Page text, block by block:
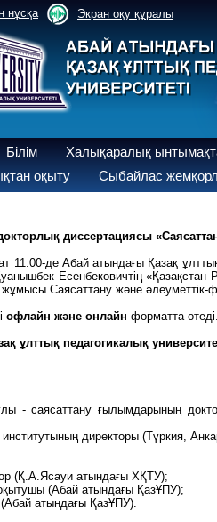
нұсқа Экран оқу құралы
Білім
Халықаралық
оқыту Сыбайлас
диссертациясы
де Абай атындағы Қазақ
Есенбековичтің «Қазақстан
Саясаттану және
офлайн және онлайн форматта
ұлттық педагогикалық
- саясаттану ғылымдарының
директоры (Түркия,
(Қ.А.Ясауи атындағы ХҚТУ);
(Абай атындағы ҚазҰПУ);
атындағы ҚазҰПУ).